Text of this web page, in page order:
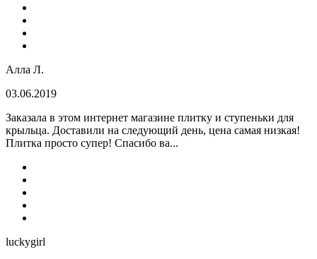
Алла Л.
03.06.2019
Заказала в этом интернет магазине плитку и ступеньки для
крыльца. Доставили на следующий день, цена самая низкая!
Плитка просто супер! Спасибо ва...
luckygirl